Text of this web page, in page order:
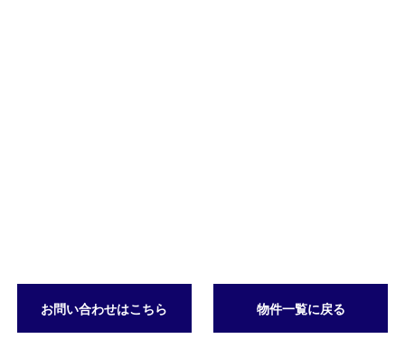
お問い合わせはこちら 物件一覧に戻る